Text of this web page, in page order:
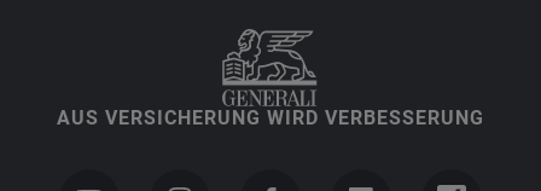
AUS VERSICHERUNG WIRD VERBESSERUNG